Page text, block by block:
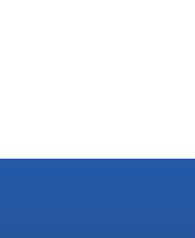
Dhabi
di Capi di Stato,